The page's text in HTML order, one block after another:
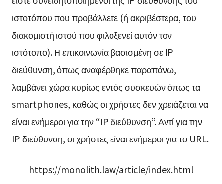
ιστοτόπου που προβάλλετε (ή ακριβέστερα, του
διακομιστή ιστού που φιλοξενεί αυτόν τον
ιστότοπο). Η επικοινωνία βασισμένη σε IP
διεύθυνση, όπως αναφέρθηκε παραπάνω,
λαμβάνει χώρα κυρίως εντός συσκευών όπως τα
smartphones, καθώς οι χρήστες δεν χρειάζεται να
είναι ενήμεροι για την “IP διεύθυνση”. Αντί για την
IP διεύθυνση, οι χρήστες είναι ενήμεροι για το URL.
https://monolith.law/article/index.html